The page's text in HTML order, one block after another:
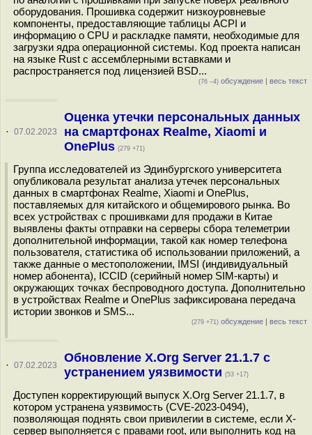
оборудования. Прошивка содержит низкоуровневые
компоненты, предоставляющие таблицы ACPI и
информацию о CPU и раскладке памяти, необходимые для
загрузки ядра операционной системы. Код проекта написан
на языке Rust с ассемблерными вставками и
распространяется под лицензией BSD...
(76 –4) обсуждение | весь текст
· 07.02.2023
Оценка утечки персональных данных
на смартфонах Realme, Xiaomi и
OnePlus (279 +71)
Группа исследователей из Эдинбургского университета
опубликовала результат анализа утечек персональных
данных в смартфонах Realme, Xiaomi и OnePlus,
поставляемых для китайского и общемирового рынка. Во
всех устройствах с прошивками для продажи в Китае
выявлены факты отправки на серверы сбора телеметрии
дополнительной информации, такой как номер телефона
пользователя, статистика об использовании приложений, а
также данные о местоположении, IMSI (индивидуальный
номер абонента), ICCID (серийный номер SIM-карты) и
окружающих точках беспроводного доступа. Дополнительно
в устройствах Realme и OnePlus зафиксирована передача
истории звонков и SMS...
(279 +71) обсуждение | весь текст
· 07.02.2023
Обновление X.Org Server 21.1.7 с
устранением уязвимости (53 +17)
Доступен корректирующий выпуск X.Org Server 21.1.7, в
котором устранена уязвимость (CVE-2023-0494),
позволяющая поднять свои привилегии в системе, если X-
сервер выполняется с правами root, или выполнить код на